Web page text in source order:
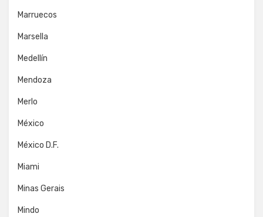
Marruecos
Marsella
Medellín
Mendoza
Merlo
México
México D.F.
Miami
Minas Gerais
Mindo